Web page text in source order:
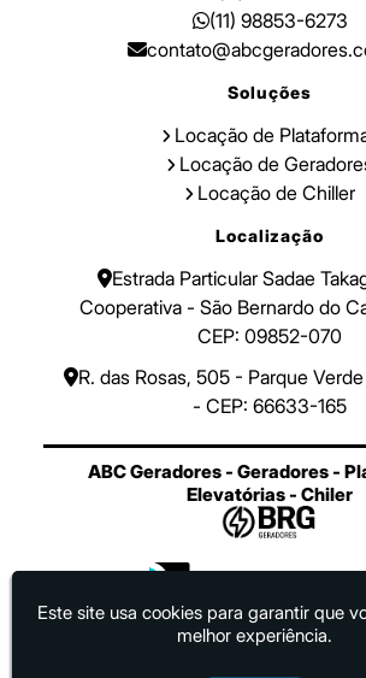
(11) 98853-6273
Soluções
Locação de
Locação de
Locação de Chiller
Localização
Estrada Particular Sadae
Cooperativa - São Bernardo do
CEP: 09852-070
R. das Rosas, 505 - Parque
- CEP: 66633-165
ABC Geradores - Geradores -
Elevatórias - Chiler
Este site usa cookies para garantir que
melhor experiência.